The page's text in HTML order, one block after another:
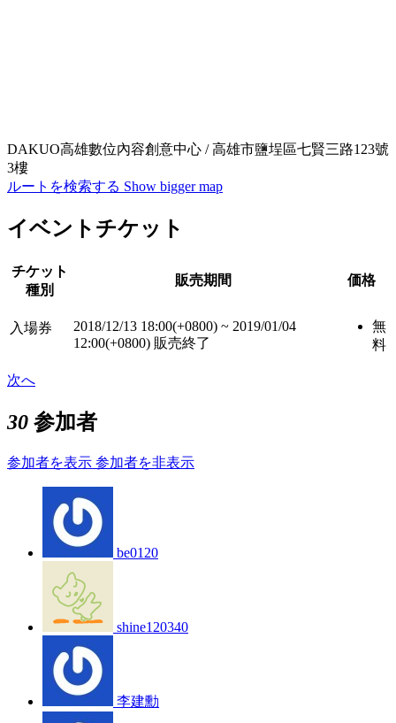
DAKUO高雄數位內容創意中心 / 高雄市鹽埕區七賢三路123號
3樓
ルートを検索する Show bigger map
イベントチケット
チケット
種別
販売期間 価格
入場券 2018/12/13 18:00(+0800) ~ 2019/01/04
12:00(+0800) 販売終了
無
料
次へ
30 参加者
参加者を表示 参加者を非表示
be0120
shine120340
李建勳